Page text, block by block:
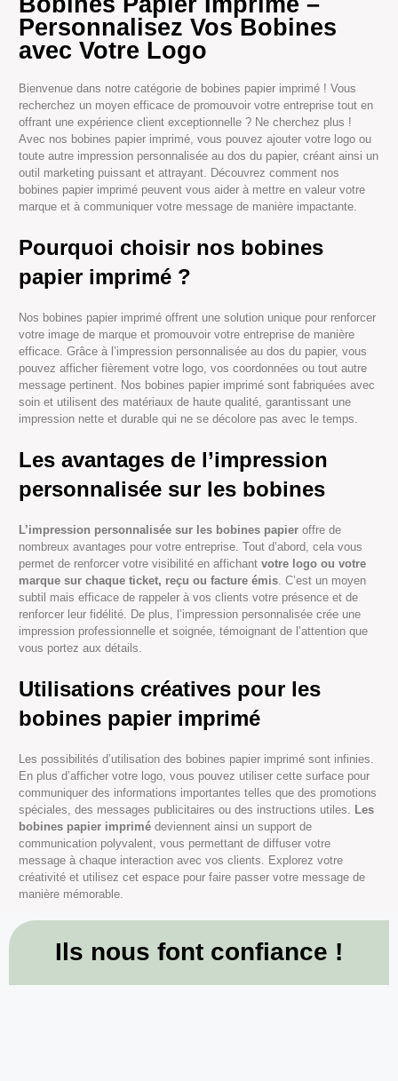
Personnalisez Vos Bobines
avec Votre Logo
Bienvenue dans notre catégorie de bobines papier imprimé ! Vous
recherchez un moyen efficace de promouvoir votre entreprise tout en
offrant une expérience client exceptionnelle ? Ne cherchez plus !
Avec nos bobines papier imprimé, vous pouvez ajouter votre logo ou
toute autre impression personnalisée au dos du papier, créant ainsi un
outil marketing puissant et attrayant. Découvrez comment nos
bobines papier imprimé peuvent vous aider à mettre en valeur votre
marque et à communiquer votre message de manière impactante.
Pourquoi choisir nos bobines
papier imprimé ?
Nos bobines papier imprimé offrent une solution unique pour renforcer
votre image de marque et promouvoir votre entreprise de manière
efficace. Grâce à l’impression personnalisée au dos du papier, vous
pouvez afficher fièrement votre logo, vos coordonnées ou tout autre
message pertinent. Nos bobines papier imprimé sont fabriquées avec
soin et utilisent des matériaux de haute qualité, garantissant une
impression nette et durable qui ne se décolore pas avec le temps.
Les avantages de l’impression
personnalisée sur les bobines
L’impression personnalisée sur les bobines papieroffre de
nombreux avantages pour votre entreprise. Tout d’abord, cela vous
permet de renforcer votre visibilité en affichant votre logo ou votre
marque sur chaque ticket, reçu ou facture émis. C’est un moyen
subtil mais efficace de rappeler à vos clients votre présence et de
renforcer leur fidélité. De plus, l’impression personnalisée crée une
impression professionnelle et soignée, témoignant de l’attention que
vous portez aux détails.
Utilisations créatives pour les
bobines papier imprimé
Les possibilités d’utilisation des bobines papier imprimé sont infinies.
En plus d’afficher votre logo, vous pouvez utiliser cette surface pour
communiquer des informations importantes telles que des promotions
spéciales, des messages publicitaires ou des instructions utiles. Les
bobines papier imprimédeviennent ainsi un support de
communication polyvalent, vous permettant de diffuser votre
message à chaque interaction avec vos clients. Explorez votre
créativité et utilisez cet espace pour faire passer votre message de
manière mémorable.
Ils nous font confiance !